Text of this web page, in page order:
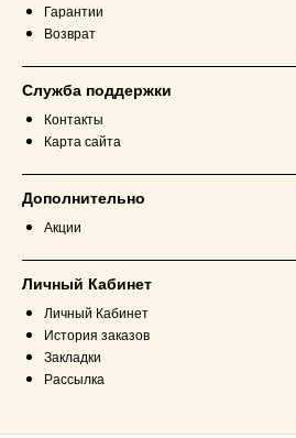
Гарантии
Возврат
Служба поддержки
Контакты
Карта сайта
Дополнительно
Акции
Личный Кабинет
Личный Кабинет
История заказов
Закладки
Рассылка